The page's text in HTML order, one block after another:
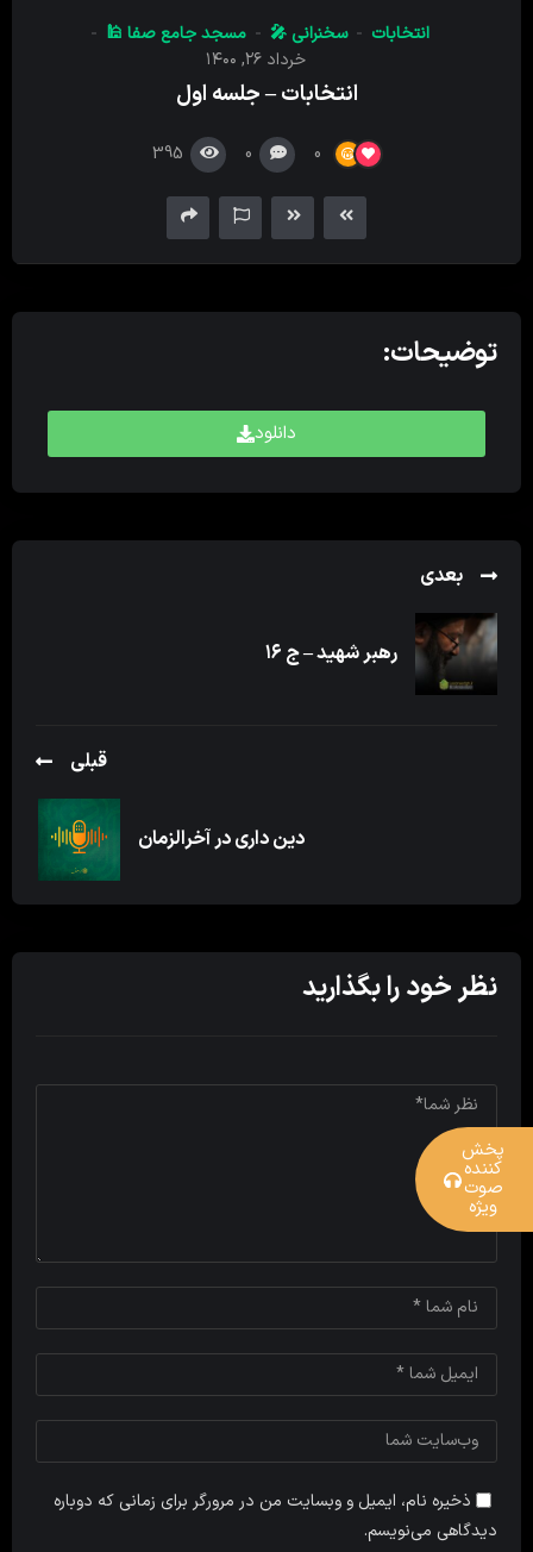
انتخابات سخنرانی 🎤
مسجد جامع صفا 🕌
خرداد ۲۶, ۱۴۰۰
انتخابات – جلسه اول
0
0
395
توضیحات:
دانلود
بعدی
رهبر شهید – ج ۱۶
قبلی
دین داری در آخرالزمان
نظر خود را بگذارید
ذخیره نام، ایمیل و وبسایت من در مرورگر برای زمانی که دوباره
دیدگاهی می‌نویسم.
پخش
کننده
صوت
ویژه